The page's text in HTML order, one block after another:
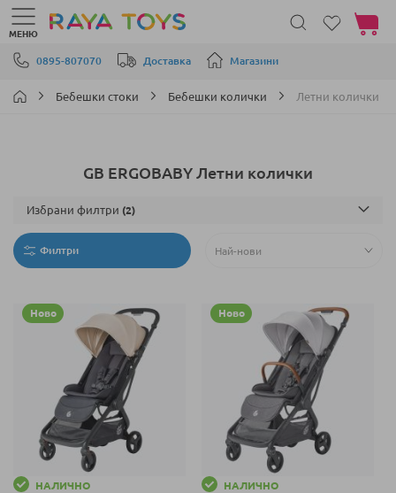
Прескачане към съдържанието
0895-807070 Доставка Магазини
МЕНЮ
Моята
Бебешки стоки Бебешки колички Летни колички
GB ERGOBABY Летни колички
Филтри
Ново
НАЛИЧНО
Ново
НАЛИЧНО
Избрани филтри